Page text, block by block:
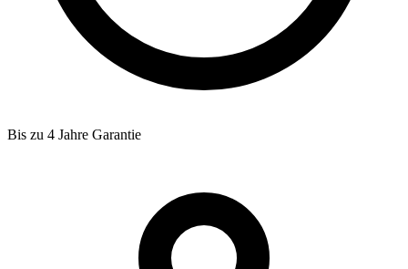
Bis zu 4 Jahre Garantie